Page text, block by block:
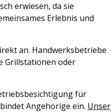
erwiesen, da sie
Erlebnis und
an. Handwerksbetriebe
Grillstationen oder
für
Angehörige ein. Unser